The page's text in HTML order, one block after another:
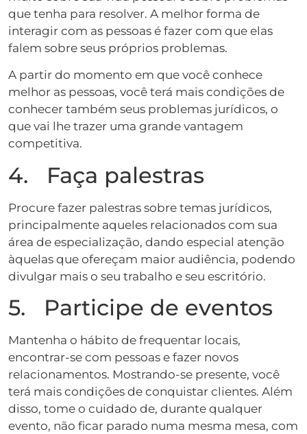
que tenha para resolver. A melhor forma de
interagir com as pessoas é fazer com que elas
falem sobre seus próprios problemas.
A partir do momento em que você conhece
melhor as pessoas, você terá mais condições de
conhecer também seus problemas jurídicos, o
que vai lhe trazer uma grande vantagem
competitiva.
4. Faça palestras
Procure fazer palestras sobre temas jurídicos,
principalmente aqueles relacionados com sua
área de especialização, dando especial atenção
àquelas que ofereçam maior audiência, podendo
divulgar mais o seu trabalho e seu escritório.
5. Participe de eventos
Mantenha o hábito de frequentar locais,
encontrar-se com pessoas e fazer novos
relacionamentos. Mostrando-se presente, você
terá mais condições de conquistar clientes. Além
disso, tome o cuidado de, durante qualquer
evento, não ficar parado numa mesma mesa, com